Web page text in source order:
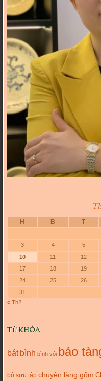
H B T
3
4 5
10
11 12
17
18 19
24
25 26
31
« Th2
TỪ KHÓA
bát bình bình vôi bảo
bộ sưu tập chuyện làng gốm